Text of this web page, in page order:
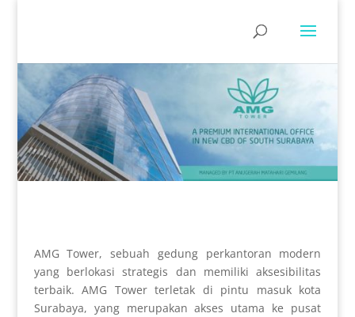
AMG Tower, sebuah gedung perkantoran modern
yang berlokasi strategis dan memiliki aksesibilitas
terbaik. AMG Tower terletak di pintu masuk kota
Surabaya, yang merupakan akses utama ke pusat